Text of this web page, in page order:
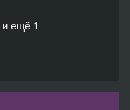
и ещё 1